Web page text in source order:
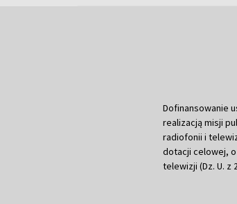
Dofinansowanie
realizacją misji
radiofonii i
dotacji celowej, o
telewizji (Dz. U. z